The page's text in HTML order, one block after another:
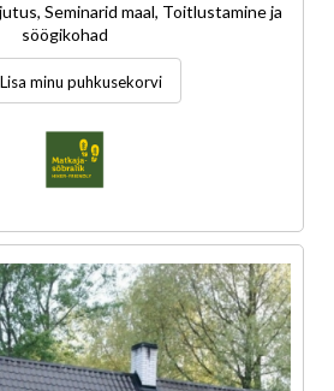
Seminarid maal, Toitlustamine ja
söögikohad
Lisa minu puhkusekorvi